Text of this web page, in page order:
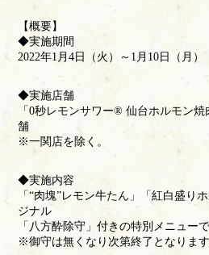
【概要】
◆実施期間
2022年1月4日（火）～1月10日（月）
◆実施店舗
「0秒レモンサワー® 仙台ホルモン
舗
※一関店を除く。
◆実施内容
「“肉塊”レモン牛たん」「紅白盛り
ジナル
「八方酔除守」付きの特別メニュー
※御守は無くなり次第終了となります